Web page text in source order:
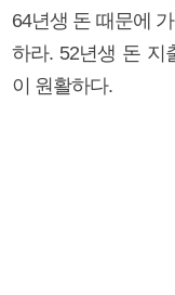
64년생 돈 때문에
하라. 52년생 돈 지
이 원활하다.